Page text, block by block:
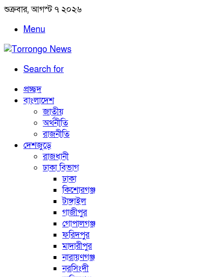
শুক্রবার, আগস্ট ৭ ২০২৬
Menu
Search for
প্রচ্ছদ
বাংলাদেশ
জাতীয়
অর্থনীতি
রাজনীতি
দেশজুড়ে
রাজধানী
ঢাকা বিভাগ
ঢাকা
কিশোরগঞ্জ
টাঙ্গাইল
গাজীপুর
গোপালগঞ্জ
ফরিদপুর
মাদারীপুর
নারায়ণগঞ্জ
নরসিংদী